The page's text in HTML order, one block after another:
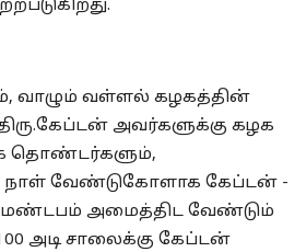
வாழும் வள்ளல் கழகத்தின்
அவர்களுக்கு கழக
தொண்டர்களும்,
நாள் வேண்டுகோளாக கேப்டன் -
மண்டபம் அமைத்திட வேண்டும்
அடி சாலைக்கு கேப்டன்